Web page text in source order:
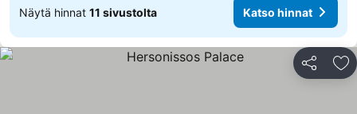
Näytä hinnat 11 sivustolta Katso hinnat
Jaa